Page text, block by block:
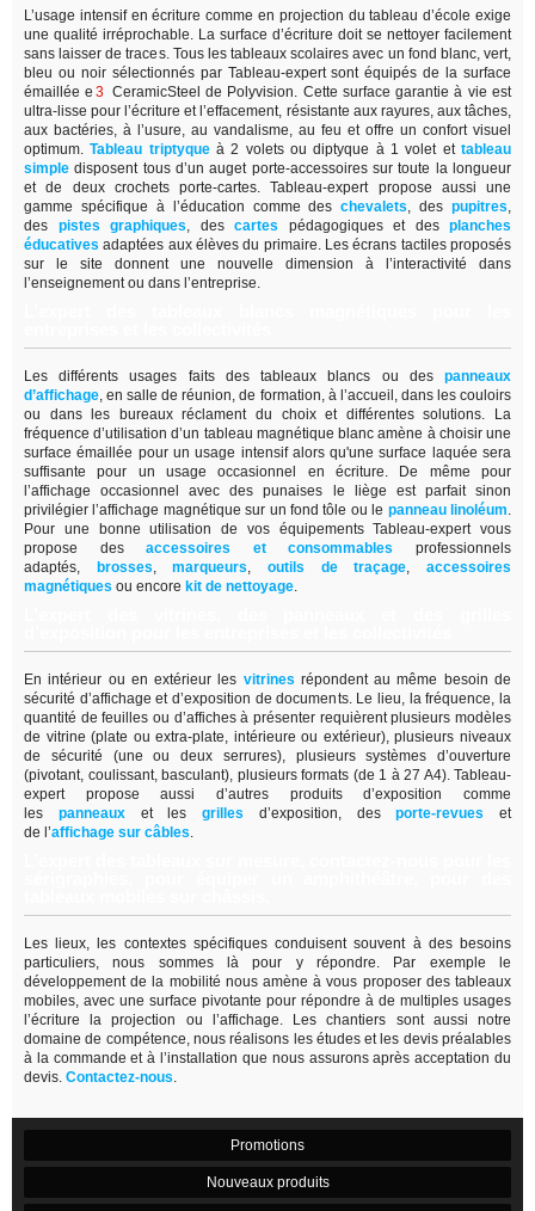
L’usage intensif en écriture comme en projection du tableau d’école exige
une qualité irréprochable. La surface d’écriture doit se nettoyer facilement
sans laisser de traces. Tous les tableaux scolaires avec un fond blanc, vert,
bleu ou noir sélectionnés par Tableau-expert sont équipés de la surface
émaillée e 3 CeramicSteel de Polyvision. Cette surface garantie à vie est
ultra-lisse pour l’écriture et l’effacement, résistante aux rayures, aux tâches,
aux bactéries, à l’usure, au vandalisme, au feu et offre un confort visuel
optimum. Tableau triptyque à 2 volets ou diptyque à 1 volet et tableau
simple disposent tous d’un auget porte-accessoires sur toute la longueur
et de deux crochets porte-cartes. Tableau-expert propose aussi une
gamme spécifique à l’éducation comme des chevalets, des pupitres,
des
pistes graphiques, des cartes pédagogiques et des
planches
éducatives adaptées aux élèves du primaire. Les écrans tactiles proposés
sur le site donnent une nouvelle dimension à l’interactivité dans
l’enseignement ou dans l’entreprise.
Les différents usages faits des tableaux blancs ou des
panneaux
d’affichage, en salle de réunion, de formation, à l’accueil, dans les couloirs
ou dans les bureaux réclament du choix et différentes solutions. La
fréquence d’utilisation d’un tableau magnétique blanc amène à choisir une
surface émaillée pour un usage intensif alors qu'une surface laquée sera
suffisante pour un usage occasionnel en écriture. De même pour
l’affichage occasionnel avec des punaises le liège est parfait sinon
privilégier l’affichage magnétique sur un fond tôle ou le panneau linoléum.
Pour une bonne utilisation de vos équipements Tableau-expert vous
propose des
accessoires et consommables
professionnels
adaptés,
brosses, marqueurs, outils de traçage,accessoires
magnétiques ou encore kit de nettoyage.
En intérieur ou en extérieur les vitrines répondent au même besoin de
sécurité d’affichage et d’exposition de documents. Le lieu, la fréquence, la
quantité de feuilles ou d’affiches à présenter requièrent plusieurs modèles
de vitrine (plate ou extra-plate, intérieure ou extérieur), plusieurs niveaux
de sécurité (une ou deux serrures), plusieurs systèmes d’ouverture
(pivotant, coulissant, basculant), plusieurs formats (de 1 à 27 A4). Tableau-
expert propose aussi d’autres produits d’exposition comme
les
panneaux et les grilles d’exposition, des porte-revues
et
de l’affichage sur câbles.
Les lieux, les contextes spécifiques conduisent souvent à des besoins
particuliers, nous sommes là pour y répondre. Par exemple le
développement de la mobilité nous amène à vous proposer des tableaux
mobiles, avec une surface pivotante pour répondre à de multiples usages
l’écriture la projection ou l’affichage. Les chantiers sont aussi notre
domaine de compétence, nous réalisons les études et les devis préalables
à la commande et à l’installation que nous assurons après acceptation du
devis. Contactez-nous.
Promotions
Nouveaux produits